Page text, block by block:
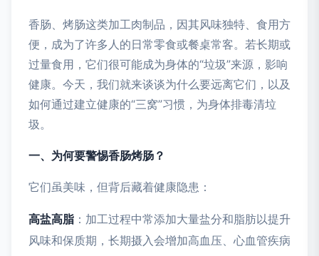
香肠、烤肠这类加工肉制品，因其风味独特、食用方
便，成为了许多人的日常零食或餐桌常客。若长期或
过量食用，它们很可能成为身体的“垃圾”来源，影响
健康。今天，我们就来谈谈为什么要远离它们，以及
如何通过建立健康的“三窝”习惯，为身体排毒清垃
圾。
一、为何要警惕香肠烤肠？
它们虽美味，但背后藏着健康隐患：
高盐高脂 ：加工过程中常添加大量盐分和脂肪以提升
风味和保质期，长期摄入会增加高血压、心血管疾病